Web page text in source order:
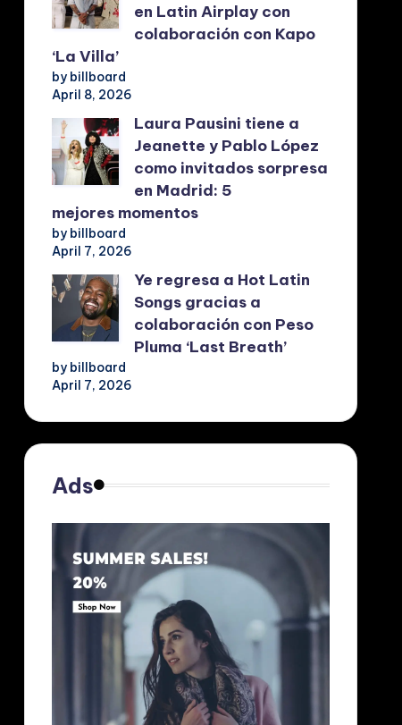
en Latin Airplay con
colaboración con Kapo
‘La Villa’
by billboard
April 8, 2026
Laura Pausini tiene a
Jeanette y Pablo López
como invitados sorpresa
en Madrid: 5
mejores momentos
by billboard
April 7, 2026
Ye regresa a Hot Latin
Songs gracias a
colaboración con Peso
Pluma ‘Last Breath’
by billboard
April 7, 2026
Ads